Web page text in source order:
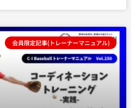
会員限定記事(トレーナーマニュアル)